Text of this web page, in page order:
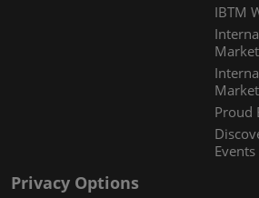
IBTM
Market
Market
Proud
Events
Privacy Options